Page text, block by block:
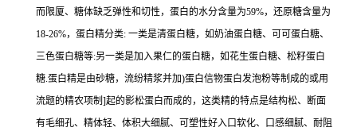
而限厦、糖体缺乏弹性和切性，蛋白的水分含量为59%，还原糖含量为
18-26%，蛋白精分类: 一类是清蛋白糖，如奶油蛋白糖、可可蛋白糖、
三色蛋白糖等:另一类是加入果仁的蛋白糖，如花生蛋白糖、松籽蛋白
糖.蛋白精是由砂糖，流纷精浆并加)蛋白信物蛋白发泡粉等制成的或用
流题的精农项制]起的影松蛋白而成的，这类精的特点是结构松、断面
有毛细孔、精体轻、体积大细腻、可塑性好入口软化、口感细腻、耐阻